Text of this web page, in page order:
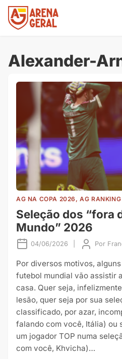
Alexander-
AG NA COPA 2026, AG RANKING
Seleção dos “fora
Mundo” 2026
04/06/2026 Por
Por diversos motivos,
futebol mundial vão assistir
casa. Quer seja,
lesão, quer seja por sua
classificado, por azar,
falando com você, Itália) ou
um jogador TOP numa
com você, Khvicha)…